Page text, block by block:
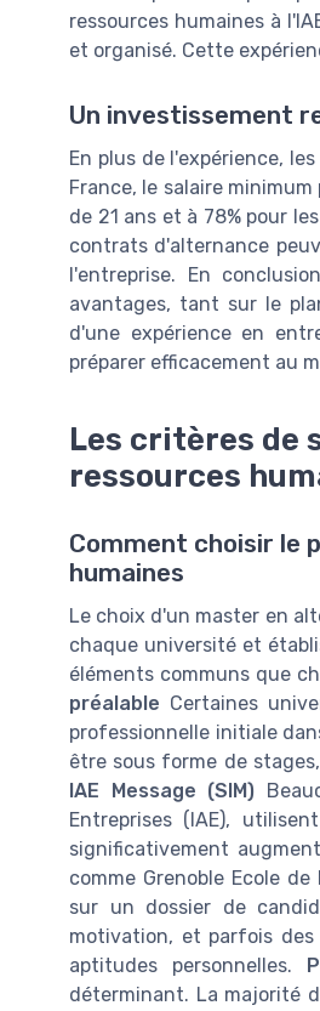
ressources humaines à
et organisé. Cette
Un investissement
En plus de l'expérience,
France, le salaire
de 21 ans et à 78% pour
contrats d'alternance
l'entreprise. En
avantages, tant sur le
d'une expérience en
préparer efficacement au
Les critères de
ressources
Comment choisir le
humaines
Le choix d'un master en
chaque université et
éléments communs que
préalable Certaines
professionnelle initiale
être sous forme de
IAE Message (SIM)
Entreprises (IAE),
significativement
comme Grenoble Ecole
sur un dossier de
motivation, et parfois
aptitudes personnelles.
déterminant. La majorité